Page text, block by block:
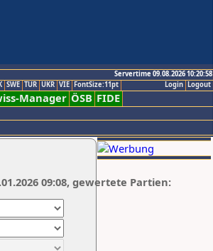
Servertime 09.08.2026 10:20:58
Logout
Login
SWE TUR UKR VIE FontSize:11pt
Manager ÖSB FIDE
09:08, gewertete Partien: